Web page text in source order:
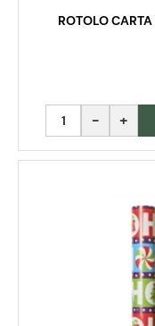
ROTOLO
Quantità